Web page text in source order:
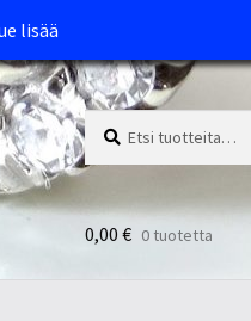
lisää
Etsi:
Haku
0,00 € 0 tuotetta